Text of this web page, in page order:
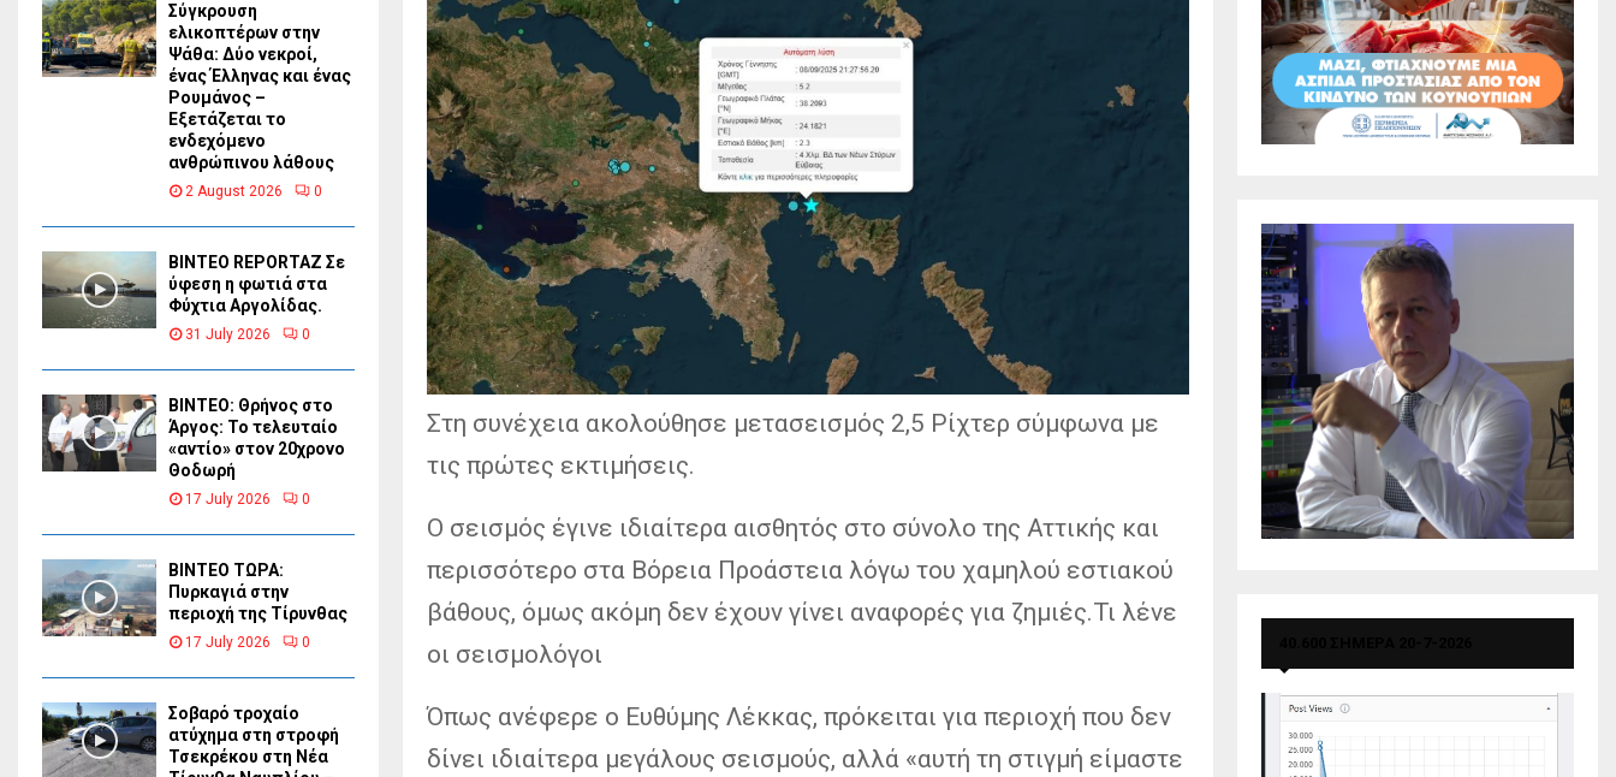
Στη συνέχεια ακολούθησε μετασεισμός 2,5 Ρίχτερ σύμφωνα με
τις πρώτες εκτιμήσεις.
Ο σεισμός έγινε ιδιαίτερα αισθητός στο σύνολο της Αττικής και
περισσότερο στα Βόρεια Προάστεια λόγω του χαμηλού εστιακού
βάθους, όμως ακόμη δεν έχουν γίνει αναφορές για ζημιές.Τι λένε
οι σεισμολόγοι
Όπως ανέφερε ο Ευθύμης Λέκκας, πρόκειται για περιοχή που δεν
δίνει ιδιαίτερα μεγάλους σεισμούς, αλλά «αυτή τη στιγμή είμαστε
Σύγκρουση
ελικοπτέρων στην
Ψάθα: Δύο νεκροί,
ένας Έλληνας και ένας
Ρουμάνος –
Εξετάζεται το
ενδεχόμενο
ανθρώπινου λάθους
2 August 2026 0
BINTEO REPORTAZ Σε
ύφεση η φωτιά στα
Φύχτια Αργολίδας.
31 July 2026 0
ΒΙΝΤΕΟ: Θρήνος στο
Άργος: Το τελευταίο
«αντίο» στον 20χρονο
Θοδωρή
17 July 2026 0
ΒΙΝΤΕΟ ΤΩΡΑ:
Πυρκαγιά στην
περιοχή της Τίρυνθας
17 July 2026 0
Σοβαρό τροχαίο
ατύχημα στη στροφή
Τσεκρέκου στη Νέα